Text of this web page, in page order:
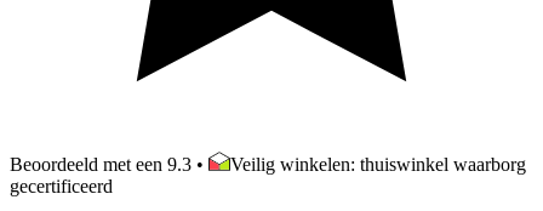
Beoordeeld met een 9.3 •
Veilig winkelen: thuiswinkel waarborg
gecertificeerd